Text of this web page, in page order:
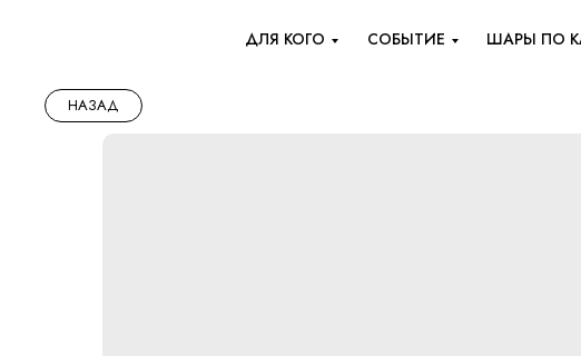
ШАРЫ ПО
СОБЫТИЕ
ДЛЯ КОГО
НАЗАД